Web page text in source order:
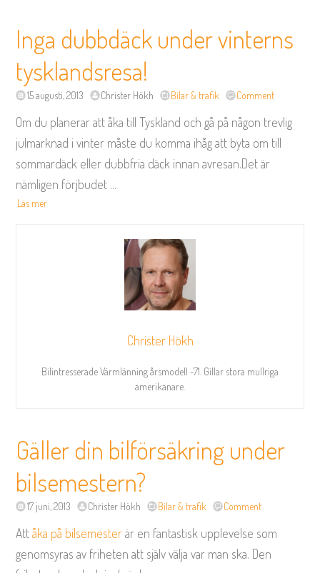
Inga dubbdäck under vinterns
tysklandsresa!
15 augusti, 2013 Christer Hökh Bilar & trafik Comment
Om du planerar att åka till Tyskland och gå på någon trevlig
julmarknad i vinter måste du komma ihåg att byta om till
sommardäck eller dubbfria däck innan avresan.Det är
nämligen förjbudet ...
Läs mer
Christer Hökh
Bilintresserade Värmlänning årsmodell -71. Gillar stora mullriga
amerikanare.
Gäller din bilförsäkring under
bilsemestern?
17 juni, 2013 Christer Hökh Bilar & trafik Comment
Attåka på bilsemesterär en fantastisk upplevelse som
genomsyras av friheten att själv välja var man ska. Den